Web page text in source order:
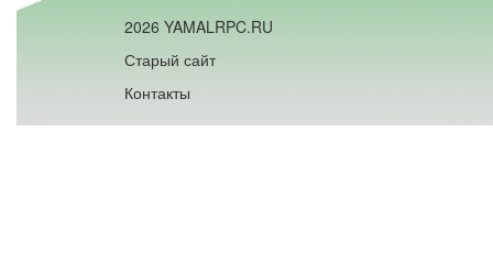
2026 YAMALRPC.RU
Старый сайт
Контакты